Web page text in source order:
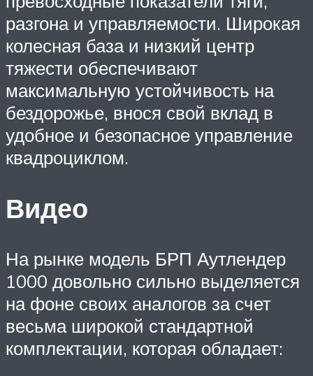
разгона и управляемости. Широкая
колесная база и низкий центр
тяжести обеспечивают
максимальную устойчивость на
бездорожье, внося свой вклад в
удобное и безопасное управление
квадроциклом.
Видео
На рынке модель БРП Аутлендер
1000 довольно сильно выделяется
на фоне своих аналогов за счет
весьма широкой стандартной
комплектации, которая обладает: